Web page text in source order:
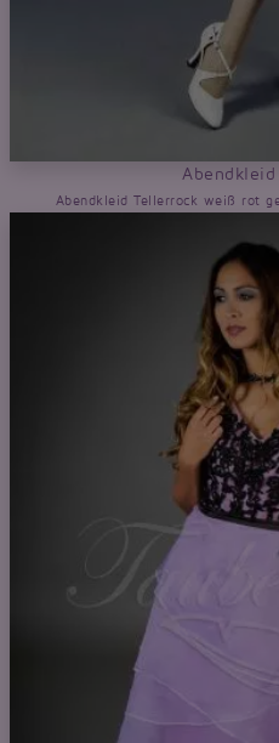
Abendkleid
Abendkleid Tellerrock weiß rot